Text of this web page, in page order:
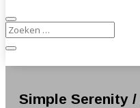
Simple Serenity /